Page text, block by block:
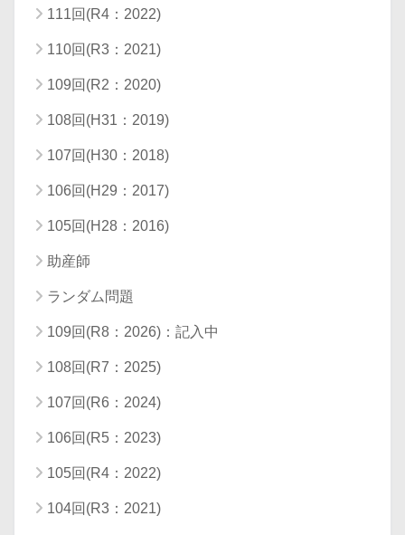
111回(R4：2022)
110回(R3：2021)
109回(R2：2020)
108回(H31：2019)
107回(H30：2018)
106回(H29：2017)
105回(H28：2016)
助産師
ランダム問題
109回(R8：2026)：記入中
108回(R7：2025)
107回(R6：2024)
106回(R5：2023)
105回(R4：2022)
104回(R3：2021)